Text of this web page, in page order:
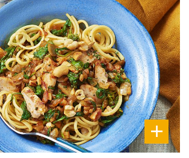
PRÉPARATION
15 Min